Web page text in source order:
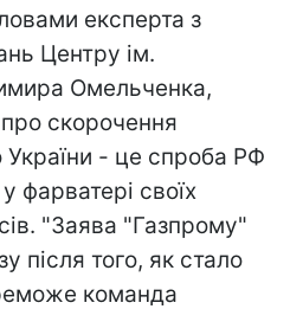
експерта з
Центру ім.
Омельченка,
скорочення
України - це спроба РФ
фарватері своїх
"Заява "Газпрому"
після того, як стало
команда